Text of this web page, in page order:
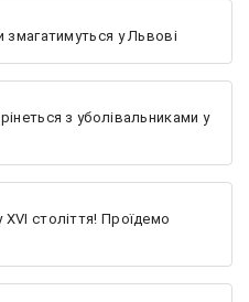
змагатимуться у Львові
з уболівальниками у
століття! Проїдемо